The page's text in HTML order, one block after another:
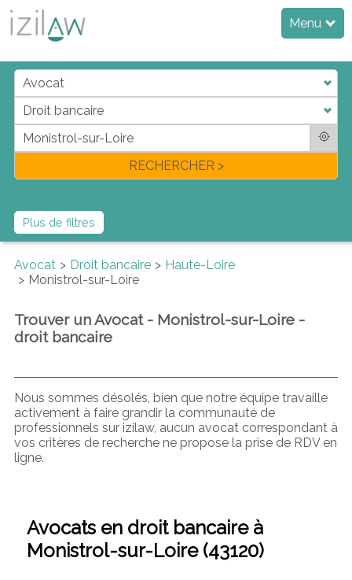
Menu
jdadi
fl
RECHERCHER >
Plus de filtres
Avocat Droit bancaire
Haute-Loire
Monistrol-sur-Loire
Trouver un Avocat - Monistrol-sur-Loire -
droit bancaire
Nous sommes désolés, bien que notre équipe travaille
activement à faire grandir la communauté de
professionnels sur izilaw, aucun avocat correspondant à
vos critères de recherche ne propose la prise de RDV en
ligne.
Avocats en droit bancaire à
Monistrol-sur-Loire (43120)